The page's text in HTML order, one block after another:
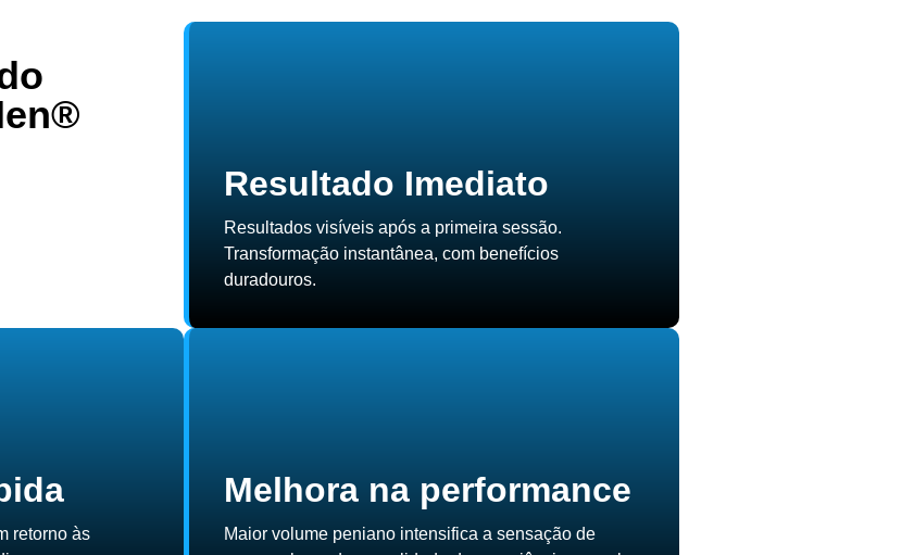
Resultado Imediato
Resultados visíveis após a primeira sessão.
Transformação instantânea, com benefícios
duradouros.
retorno às
Melhora na performance
Maior volume peniano intensifica a sensação de